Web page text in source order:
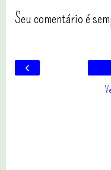
Seu comentário é
‹